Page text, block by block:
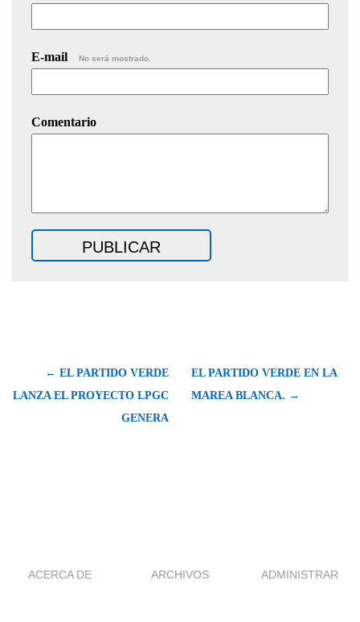
E-mail No será mostrado.
Comentario
← EL PARTIDO VERDE
LANZA EL PROYECTO LPGC
GENERA
EL PARTIDO VERDE EN LA
MAREA BLANCA. →
ACERCA DE ARCHIVOS ADMINISTRAR